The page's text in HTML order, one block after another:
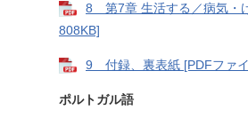
8 第7章 生活する／病気・
808KB]
9 付録、裏表紙 [PDFファ
ポルトガル語